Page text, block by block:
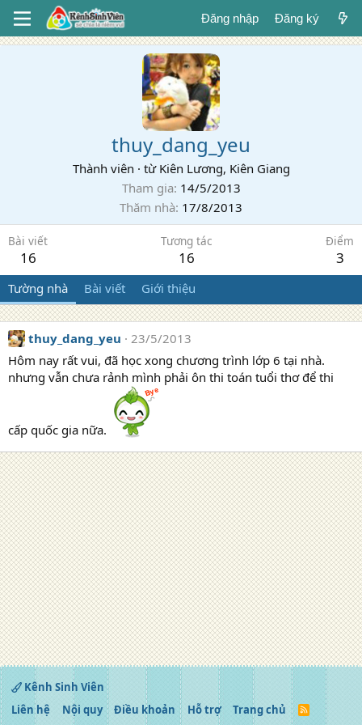
Đăng nhập Đăng ký
thuy_dang_yeu
Thành viên · từ Kiên Lương, Kiên Giang
Tham gia 14/5/2013
Thăm nhà 17/8/2013
Bài viết
16
Tương tác
16
Điểm
3
Tường nhà Bài viết Giới thiệu
thuy_dang_yeu
23/5/2013
Hôm nay rất vui, đã học xong chương trình lớp 6 tại nhà.
nhưng vẫn chưa rảnh mình phải ôn thi toán tuổi thơ để thi
cấp quốc gia nữa.
Kênh Sinh Viên
Liên hệ
Nội quy Điều khoản Hỗ trợ Trang chủ
R